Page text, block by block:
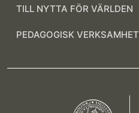
TILL NYTTA FÖR VÄRLDEN
PEDAGOGISK VERKSAMHET